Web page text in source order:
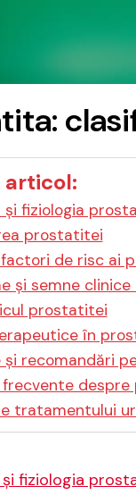
articol:
și fiziologia
prostatitei
factori de risc ai
și semne
prostatitei
în
și recomandări
tratamentului
fiziologia